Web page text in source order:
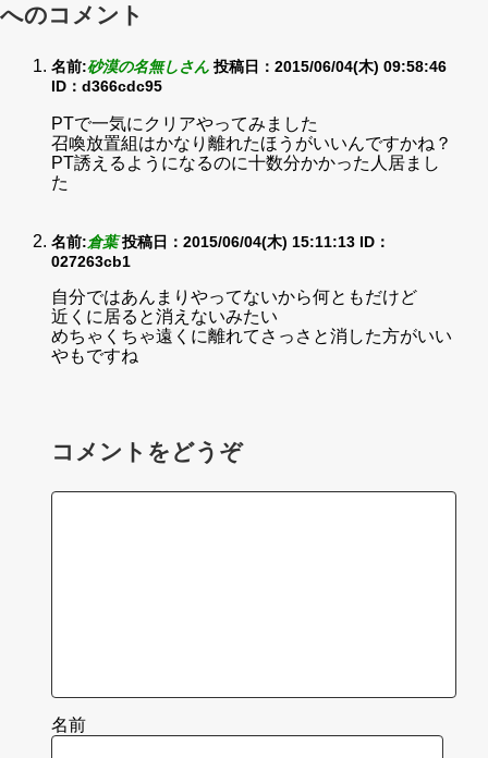
へのコメント
名前:砂漠の名無しさん 投稿日：2015/06/04(木) 09:58:46
ID：d366cdc95
PTで一気にクリアやってみました
召喚放置組はかなり離れたほうがいいんですかね？
PT誘えるようになるのに十数分かかった人居まし
た
名前:倉葉 投稿日：2015/06/04(木) 15:11:13 ID：
027263cb1
自分ではあんまりやってないから何ともだけど
近くに居ると消えないみたい
めちゃくちゃ遠くに離れてさっさと消した方がいい
やもですね
コメントをどうぞ
名前